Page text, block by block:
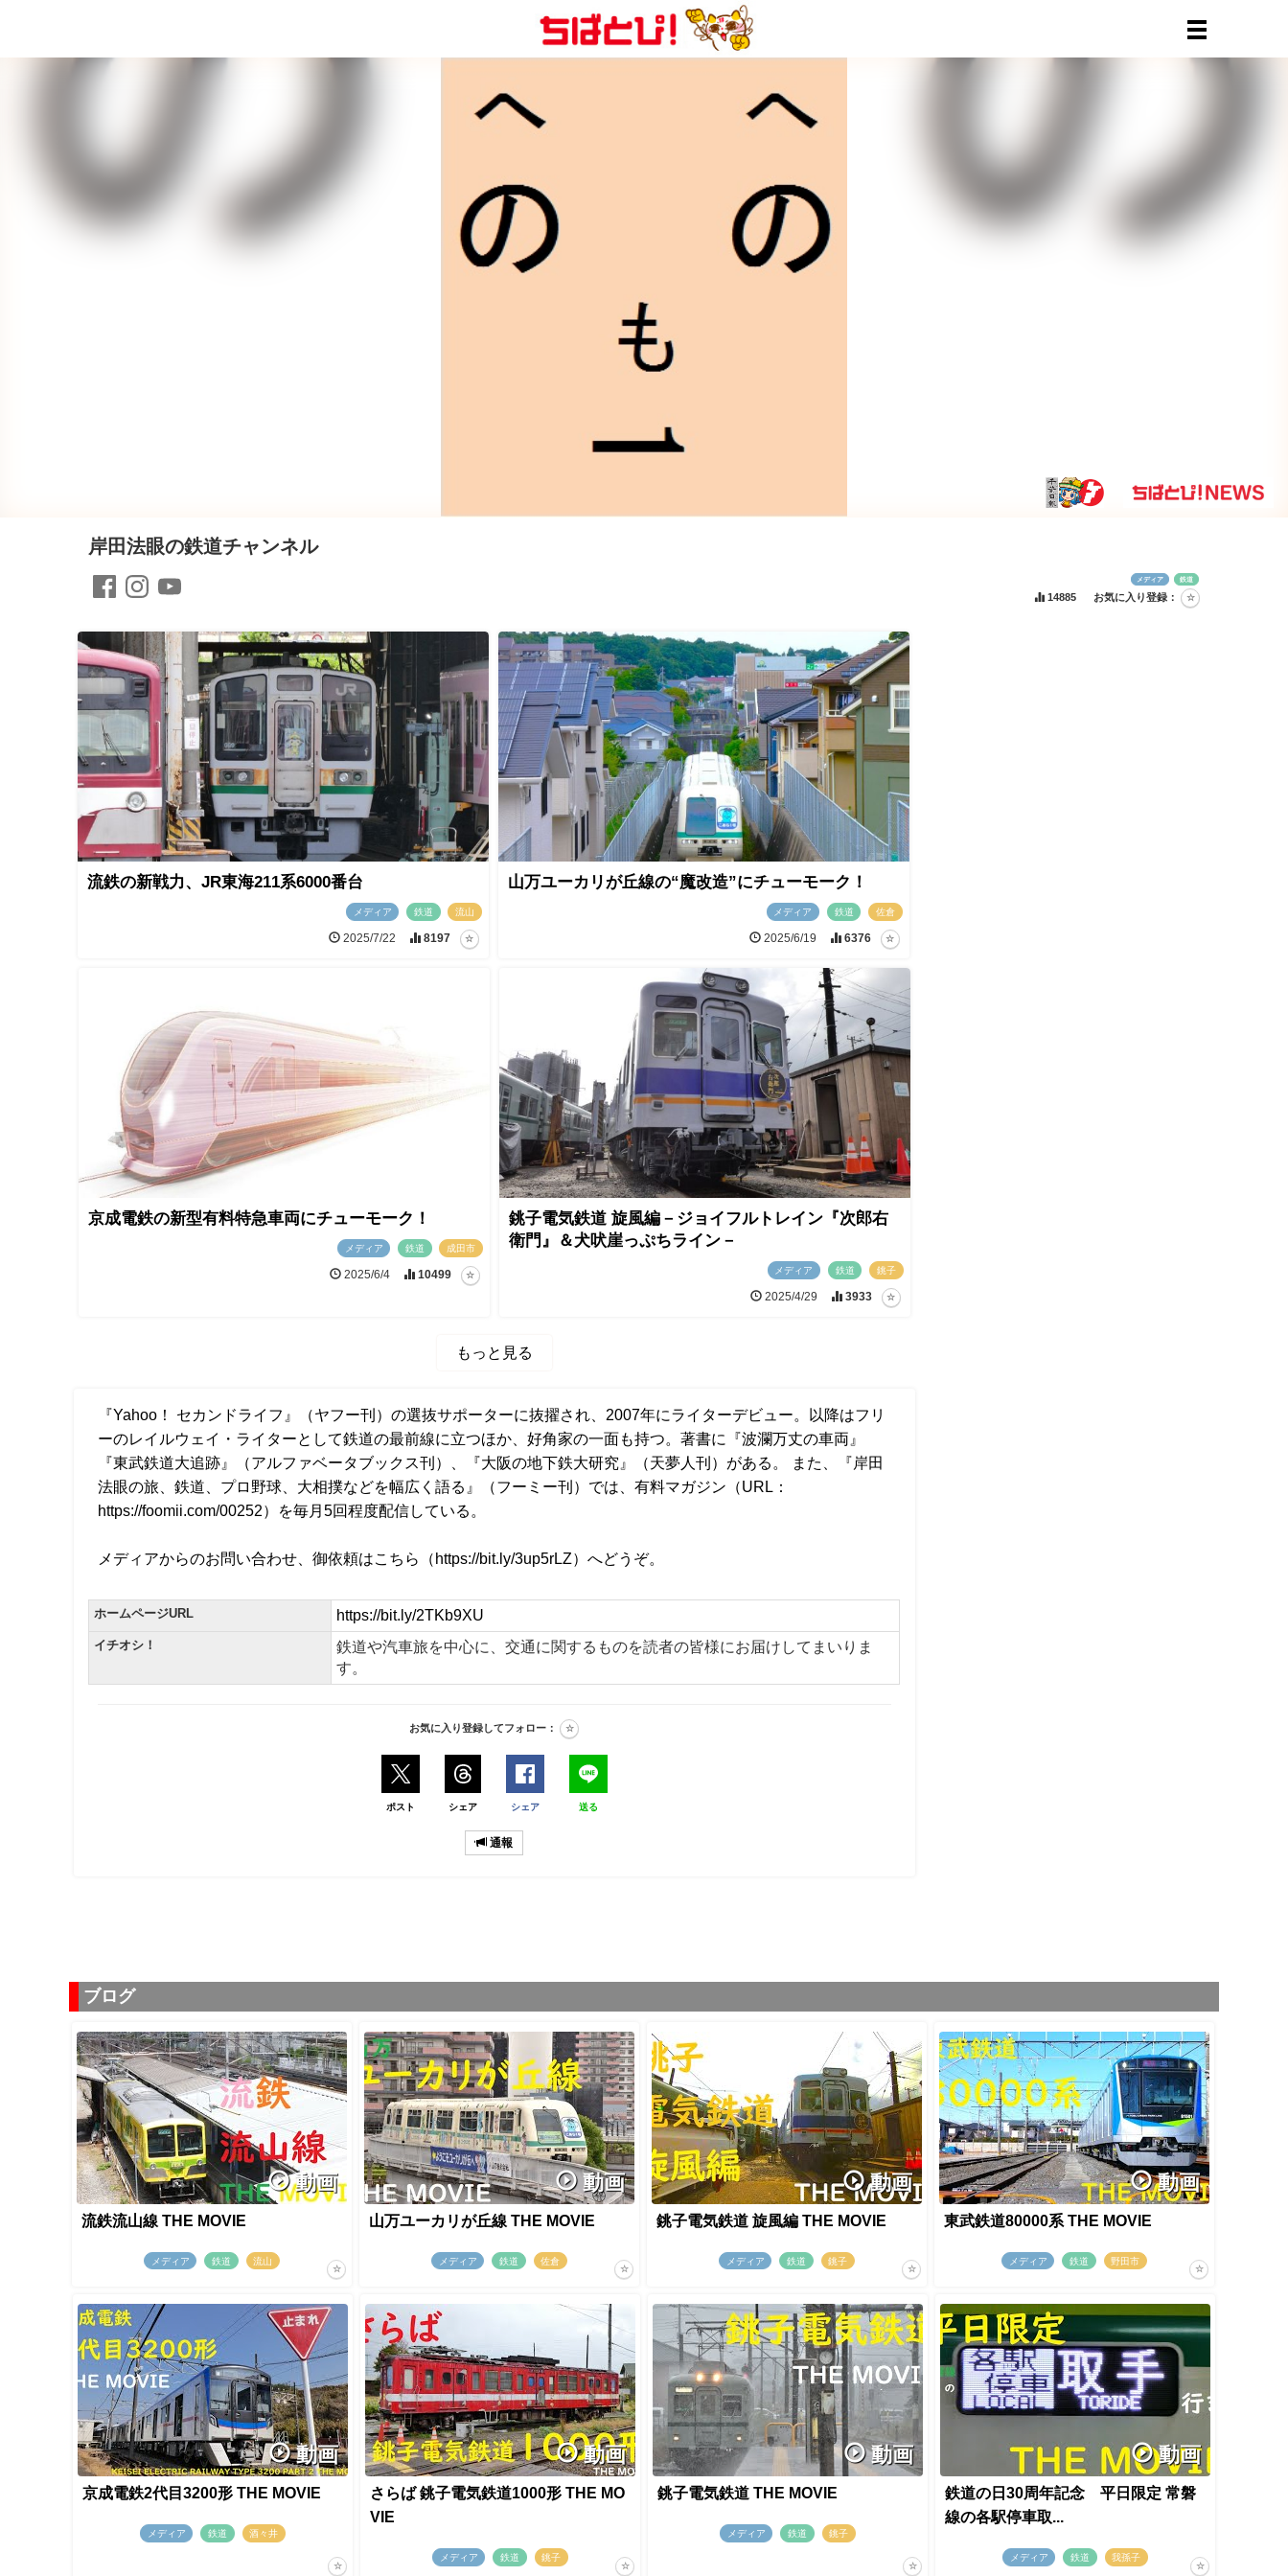
岸田法眼の鉄道チャンネル
メディア 鉄道
14885 お気に入り登録：
流鉄の新戦力、JR東海211系6000番台
メディア 鉄道 流山
2025/7/22 8197
山万ユーカリが丘線の“魔改造”にチューモーク！
メディア 鉄道 佐倉
2025/6/19 6376
京成電鉄の新型有料特急車両にチューモーク！
メディア 鉄道 成田市
2025/6/4 10499
銚子電気鉄道 旋風編－ジョイフルトレイン『次郎右
衛門』＆犬吠崖っぷちライン－
メディア 鉄道 銚子
2025/4/29 3933
もっと見る
『Yahoo！ セカンドライフ』（ヤフー刊）の選抜サポーターに抜擢され、2007年にライターデビュー。以降はフリ
ーのレイルウェイ・ライターとして鉄道の最前線に立つほか、好角家の一面も持つ。著書に『波瀾万丈の車両』
『東武鉄道大追跡』（アルファベータブックス刊）、『大阪の地下鉄大研究』（天夢人刊）がある。 また、『岸田
法眼の旅、鉄道、プロ野球、大相撲などを幅広く語る』（フーミー刊）では、有料マガジン（URL：
https://foomii.com/00252）を毎月5回程度配信している。
メディアからのお問い合わせ、御依頼はこちら（ https://bit.ly/3up5rLZ）へどうぞ。
ホームページURL https://bit.ly/2TKb9XU
イチオシ！
鉄道や汽車旅を中心に、交通に関するものを読者の皆様にお届けしてまいりま
す。
お気に入り登録してフォロー：
ポスト シェア シェア 送る
通報
ブログ
動画
流鉄流山線 THE MOVIE
メディア 鉄道 流山
動画
山万ユーカリが丘線 THE MOVIE
メディア 鉄道 佐倉
動画
銚子電気鉄道 旋風編 THE MOVIE
メディア 鉄道 銚子
動画
東武鉄道80000系 THE MOVIE
メディア 鉄道 野田市
動画
京成電鉄2代目3200形 THE MOVIE
メディア 鉄道 酒々井
動画
さらば 銚子電気鉄道1000形 THE MO
VIE
メディア 鉄道 銚子
動画
銚子電気鉄道 THE MOVIE
メディア 鉄道 銚子
動画
鉄道の日30周年記念 平日限定 常磐
線の各駅停車取...
メディア 鉄道 我孫子